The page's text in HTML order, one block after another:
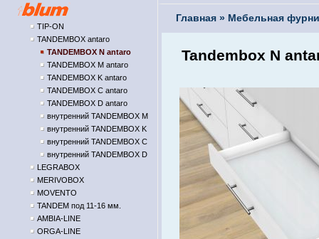
TIP-ON
TANDEMBOX antaro
TANDEMBOX N antaro
TANDEMBOX M antaro
TANDEMBOX K antaro
TANDEMBOX C antaro
TANDEMBOX D antaro
внутренний TANDEMBOX M
внутренний TANDEMBOX K
внутренний TANDEMBOX C
внутренний TANDEMBOX D
LEGRABOX
MERIVOBOX
MOVENTO
TANDEM под 11-16 мм.
AMBIA-LINE
ORGA-LINE
Главная » Мебельная
Tandembox N